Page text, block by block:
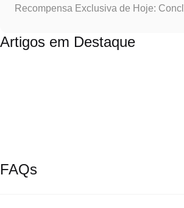
Recompensa Exclusiva de Hoje:
Artigos em Destaque
FAQs